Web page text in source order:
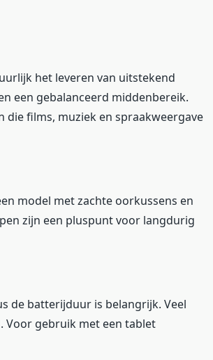
het leveren van uitstekend
een gebalanceerd middenbereik.
films, muziek en spraakweergave
model met zachte oorkussens en
zijn een pluspunt voor langdurig
de batterijduur is belangrijk. Veel
Voor gebruik met een tablet